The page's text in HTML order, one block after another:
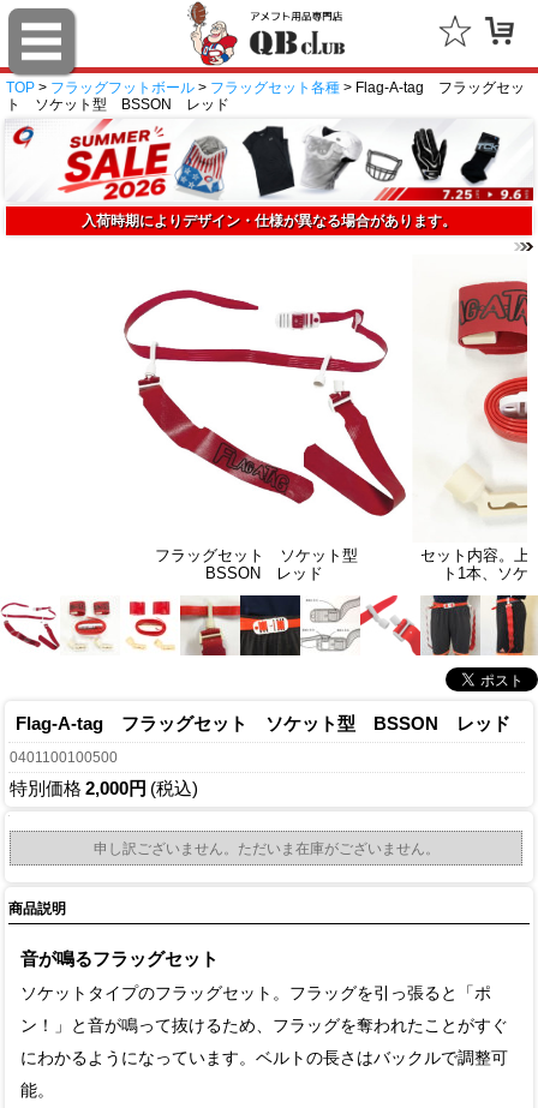
TOP > フラッグフットボール > フラッグセット各種 > Flag-A-tag フラッグセッ
ト ソケット型 BSSON レッド
入荷時期によりデザイン・仕様が異なる場合があります。
フラッグセット ソケット型
BSSON レッド
セット内容。上
ト1本、ソケ
Flag-A-tag フラッグセット ソケット型 BSSON レッド
0401100100500
特別価格 2,000円 (税込)
申し訳ございません。ただいま在庫がございません。
商品説明
音が鳴るフラッグセット
ソケットタイプのフラッグセット。フラッグを引っ張ると「ポ
ン！」と音が鳴って抜けるため、フラッグを奪われたことがすぐ
にわかるようになっています。ベルトの長さはバックルで調整可
能。